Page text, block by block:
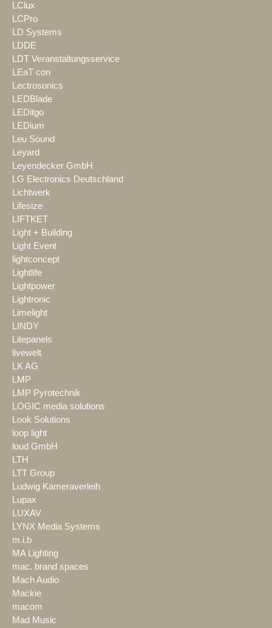
LClux
LCPro
LD Systems
LDDE
LDT Veranstaltungsservice
LEaT con
Lectrosonics
LEDBlade
LEDitgo
LEDium
Leu Sound
Leyard
Leyendecker GmbH
LG Electronics Deutschland
Lichtwerk
Lifesize
LIFTKET
Light + Building
Light Event
lightconcept
Lightlife
Lightpower
Lightronic
Limelight
LINDY
Litepanels
livewelt
LK AG
LMP
LMP Pyrotechnik
LOGIC media solutions
Look Solutions
loop light
loud GmbH
LTH
LTT Group
Ludwig Kameraverleih
Lupax
LUXAV
LYNX Media Systems
m.i.b
MA Lighting
mac. brand spaces
Mach Audio
Mackie
macom
Mad Music